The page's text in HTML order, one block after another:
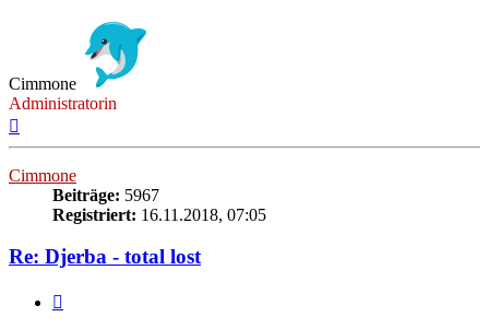
Cimmone
Administratorin
Cimmone
Beiträge: 5967
Registriert: 16.11.2018, 07:05
Re: Djerba - total lost